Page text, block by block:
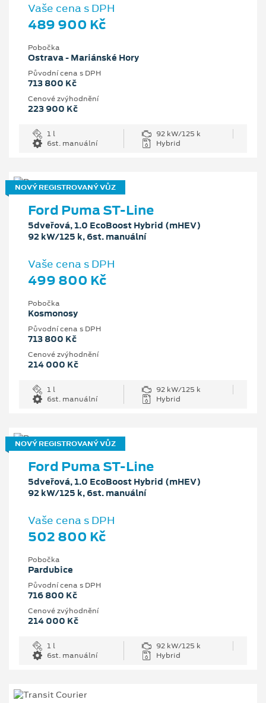
Vaše cena s DPH
489 900 Kč
Pobočka
Ostrava - Mariánské Hory
Původní cena s DPH
713 800 Kč
Cenové zvýhodnění
223 900 Kč
1 l
92 kW/125 k
6st. manuální
Hybrid
NOVÝ REGISTROVANÝ VŮZ
Ford Puma ST-Line
5dveřová, 1.0 EcoBoost Hybrid (mHEV)
92 kW/125 k, 6st. manuální
Vaše cena s DPH
499 800 Kč
Pobočka
Kosmonosy
Původní cena s DPH
713 800 Kč
Cenové zvýhodnění
214 000 Kč
1 l
92 kW/125 k
6st. manuální
Hybrid
NOVÝ REGISTROVANÝ VŮZ
Ford Puma ST-Line
5dveřová, 1.0 EcoBoost Hybrid (mHEV)
92 kW/125 k, 6st. manuální
Vaše cena s DPH
502 800 Kč
Pobočka
Pardubice
Původní cena s DPH
716 800 Kč
Cenové zvýhodnění
214 000 Kč
1 l
92 kW/125 k
6st. manuální
Hybrid